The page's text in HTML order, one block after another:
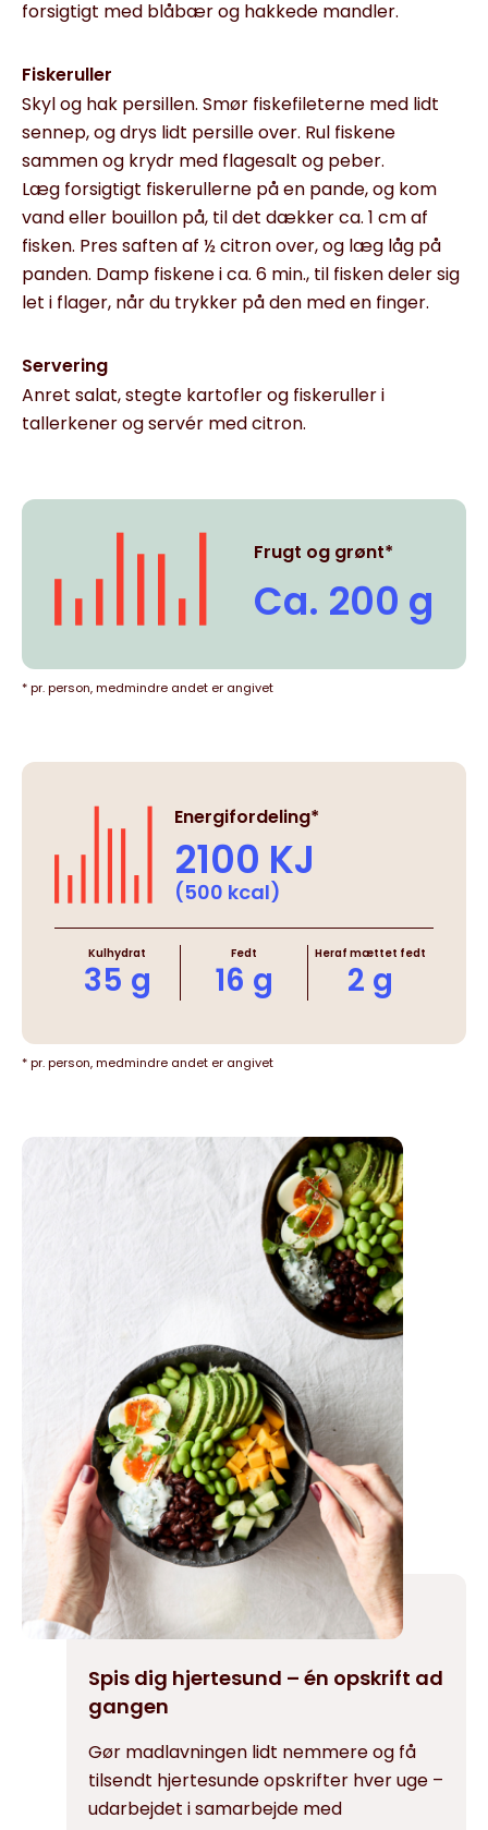
forsigtigt med blåbær og hakkede mandler.
Fiskeruller
Skyl og hak persillen. Smør fiskefileterne med lidt
sennep, og drys lidt persille over. Rul fiskene
sammen og krydr med flagesalt og peber.
Læg forsigtigt fiskerullerne på en pande, og kom
vand eller bouillon på, til det dækker ca. 1 cm af
fisken. Pres saften af ½ citron over, og læg låg på
panden. Damp fiskene i ca. 6 min., til fisken deler sig
let i flager, når du trykker på den med en finger.
Servering
Anret salat, stegte kartofler og fiskeruller i
tallerkener og servér med citron.
Frugt og grønt*
Ca. 200 g
* pr. person, medmindre andet er angivet
Energifordeling*
2100 KJ
(500 kcal)
Kulhydrat
35 g
Fedt
16 g
Heraf mættet fedt
2 g
* pr. person, medmindre andet er angivet
Spis dig hjertesund – én opskrift ad
gangen
Gør madlavningen lidt nemmere og få
tilsendt hjertesunde opskrifter hver uge –
udarbejdet i samarbejde med